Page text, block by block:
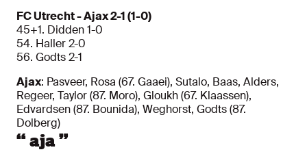
FC Utrecht - Ajax 2-1 (1-0)
45+1. Didden 1-0
54. Haller 2-0
56. Godts 2-1
Ajax: Pasveer, Rosa (67. Gaaei), Sutalo, Baas, Alders,
Regeer, Taylor (87. Moro), Gloukh (67. Klaassen),
Edvardsen (87. Bounida), Weghorst, Godts (87.
Dolberg)
“aja”